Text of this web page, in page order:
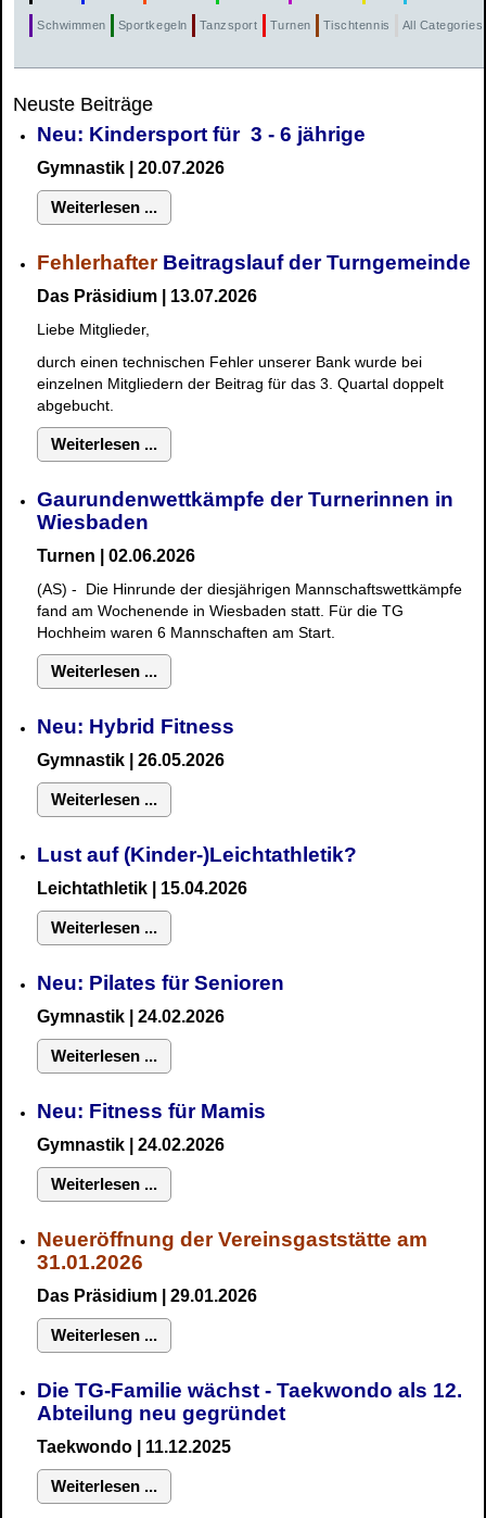
Schwimmen Sportkegeln Tanzsport Turnen Tischtennis All Categories
Neuste Beiträge
Neu: Kindersport für 3 - 6 jährige
Gymnastik | 20.07.2026
Weiterlesen ...
FehlerhafterBeitragslauf der Turngemeinde
Das Präsidium | 13.07.2026
Liebe Mitglieder,
durch einen technischen Fehler unserer Bank wurde bei
einzelnen Mitgliedern der Beitrag für das 3. Quartal doppelt
abgebucht.
Weiterlesen ...
Gaurundenwettkämpfe der Turnerinnen in
Wiesbaden
Turnen | 02.06.2026
(AS) - Die Hinrunde der diesjährigen Mannschaftswettkämpfe
fand am Wochenende in Wiesbaden statt. Für die TG
Hochheim waren 6 Mannschaften am Start.
Weiterlesen ...
Neu: Hybrid Fitness
Gymnastik | 26.05.2026
Weiterlesen ...
Lust auf (Kinder-)Leichtathletik?
Leichtathletik | 15.04.2026
Weiterlesen ...
Neu: Pilates für Senioren
Gymnastik | 24.02.2026
Weiterlesen ...
Neu: Fitness für Mamis
Gymnastik | 24.02.2026
Weiterlesen ...
Neueröffnung der Vereinsgaststätte am
31.01.2026
Das Präsidium | 29.01.2026
Weiterlesen ...
Die TG-Familie wächst - Taekwondo als 12.
Abteilung neu gegründet
Taekwondo | 11.12.2025
Weiterlesen ...